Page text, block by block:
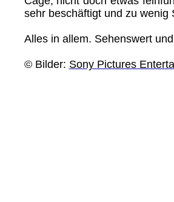
sehr beschäftigt und zu wenig
Alles in allem. Sehenswert
© Bilder: Sony Pictures